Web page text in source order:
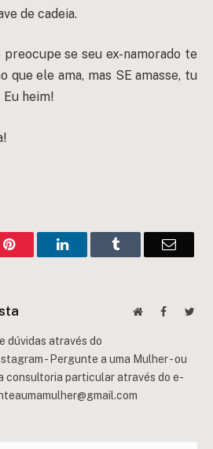
de cadeia.
preocupe se seu ex-namorado te
que ele ama, mas SE amasse, tu
heim!
Pinterest LinkedInTumblr Email
WebsiteFacebook
dúvidas através do
- Pergunte a uma Mulher - ou
consultoria particular através do e-